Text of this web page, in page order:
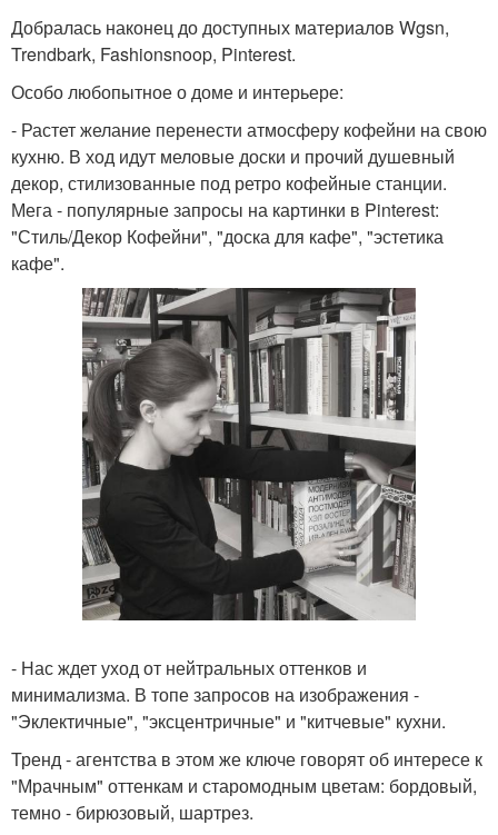
Добралась наконец до доступных материалов Wgsn,
Trendbark, Fashionsnoop, Pinterest.
Особо любопытное о доме и интерьере:
- Растет желание перенести атмосферу кофейни на свою
кухню. В ход идут меловые доски и прочий душевный
декор, стилизованные под ретро кофейные станции.
Мега - популярные запросы на картинки в Pinterest:
"Стиль/Декор Кофейни", "доска для кафе", "эстетика
кафе".
- Нас ждет уход от нейтральных оттенков и
минимализма. В топе запросов на изображения -
"Эклектичные", "эксцентричные" и "китчевые" кухни.
Тренд - агентства в этом же ключе говорят об интересе к
"Мрачным" оттенкам и старомодным цветам: бордовый,
темно - бирюзовый, шартрез.